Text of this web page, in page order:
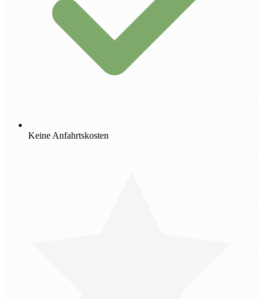
Keine Anfahrtskosten